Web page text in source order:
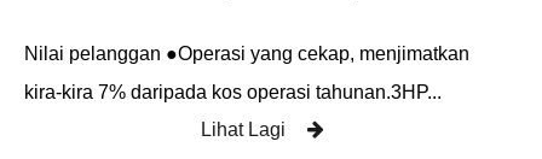
Nilai pelanggan ●Operasi yang cekap, menjimatkan
kira-kira 7% daripada kos operasi tahunan.3HP...
Lihat Lagi